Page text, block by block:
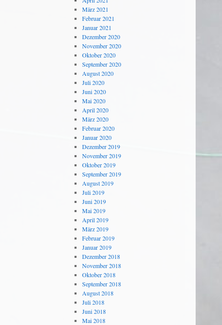
März 2021
Februar 2021
Januar 2021
Dezember 2020
November 2020
Oktober 2020
September 2020
August 2020
Juli 2020
Juni 2020
Mai 2020
April 2020
März 2020
Februar 2020
Januar 2020
Dezember 2019
November 2019
Oktober 2019
September 2019
August 2019
Juli 2019
Juni 2019
Mai 2019
April 2019
März 2019
Februar 2019
Januar 2019
Dezember 2018
November 2018
Oktober 2018
September 2018
August 2018
Juli 2018
Juni 2018
Mai 2018